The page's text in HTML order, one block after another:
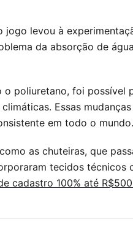
levou à
da absorção de
poliuretano, foi possível
Essas
em todo o mundo.
as chuteiras, que
tecidos
cadastro 100% até